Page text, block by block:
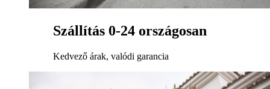
Szállítás 0-24 országosan
Kedvező árak, valódi garancia